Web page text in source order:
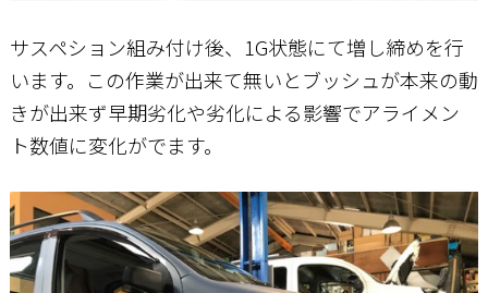
サスペション組み付け後、1G状態にて増し締めを行
います。この作業が出来て無いとブッシュが本来の動
きが出来ず早期劣化や劣化による影響でアライメン
ト数値に変化がでます。